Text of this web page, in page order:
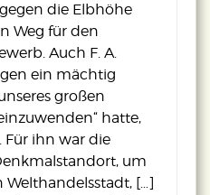
die Elbhöhe
Weg für den
Auch F. A.
ein mächtig
großen
hatte,
Für ihn war die
um
Welthandelsstadt, […]